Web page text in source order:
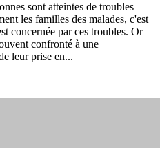
sont atteintes de troubles
les familles des malades, c'est
concernée par ces troubles. Or
confronté à une
leur prise en...